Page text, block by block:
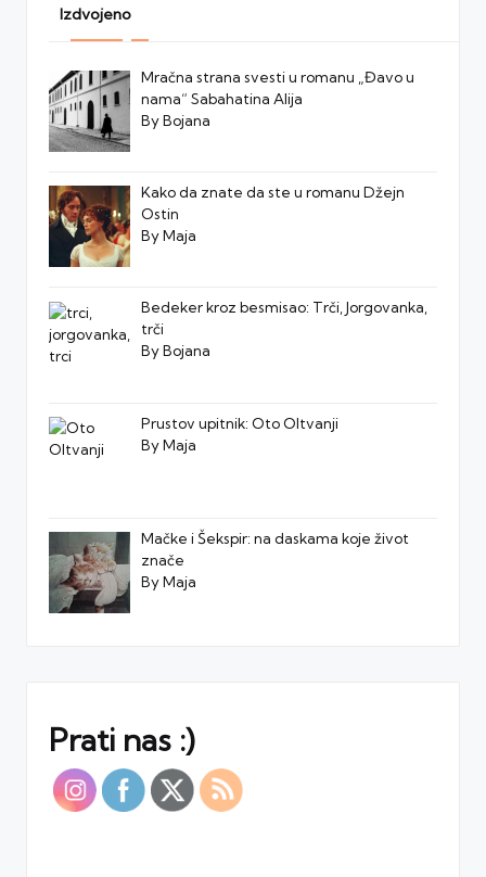
Izdvojeno
Mračna strana svesti u romanu „Đavo u
nama“ Sabahatina Alija
By Bojana
Kako da znate da ste u romanu Džejn
Ostin
By Maja
Bedeker kroz besmisao: Trči, Jorgovanka,
trči
By Bojana
Prustov upitnik: Oto Oltvanji
By Maja
Mačke i Šekspir: na daskama koje život
znače
By Maja
Prati nas :)